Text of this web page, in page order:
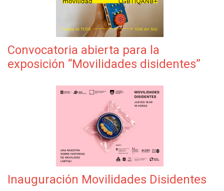
Convocatoria abierta para la
exposición “Movilidades disidentes”
Inauguración Movilidades Disidentes